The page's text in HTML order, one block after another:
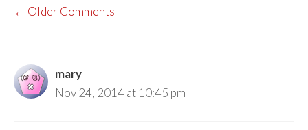
COMMENT
← Older Comments
mary
Nov 24, 2014 at 10:45 pm